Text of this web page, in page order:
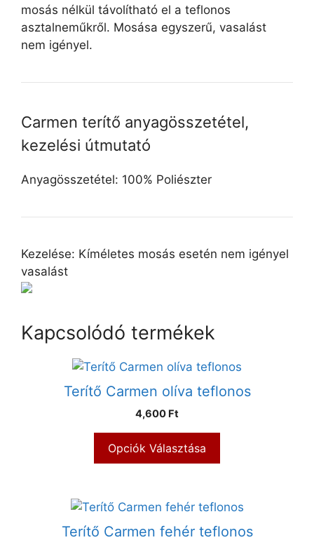
mosás nélkül távolítható el a teflonos
asztalneműkről. Mosása egyszerű, vasalást
nem igényel.
Carmen terítő anyagösszetétel,
kezelési útmutató
Anyagösszetétel: 100% Poliészter
Kezelése: Kíméletes mosás esetén nem igényel
vasalást
Kapcsolódó termékek
Terítő Carmen olíva teflonos
4,600 Ft
Opciók Választása
Terítő Carmen fehér teflonos